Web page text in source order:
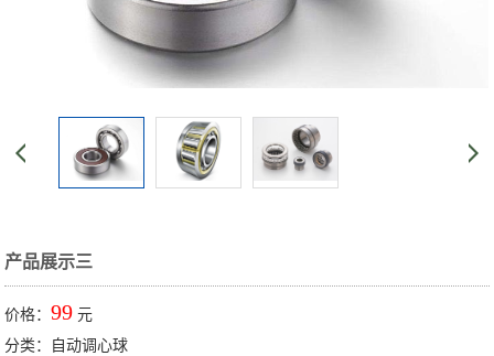
产品展示三
价格：99 元
分类：自动调心球